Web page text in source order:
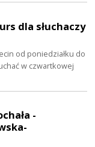
dla słuchaczy
od poniedziałku do
w czwartkowej
-